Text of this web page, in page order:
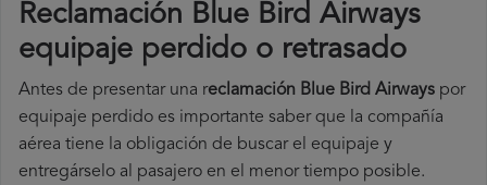
Reclamación Blue Bird Airways
equipaje perdido o retrasado
Antes de presentar una reclamación Blue Bird Airways por
equipaje perdido es importante saber que la compañía
aérea tiene la obligación de buscar el equipaje y
entregárselo al pasajero en el menor tiempo posible.